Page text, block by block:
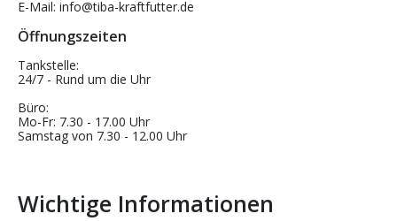
E-Mail: info@tiba-kraftfutter.de
Öffnungszeiten
Tankstelle:
24/7 - Rund um die Uhr
Büro:
Mo-Fr: 7.30 - 17.00 Uhr
Samstag von 7.30 - 12.00 Uhr
Wichtige Informationen